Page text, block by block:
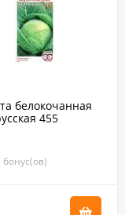
белокочанная
455
бонус(ов)